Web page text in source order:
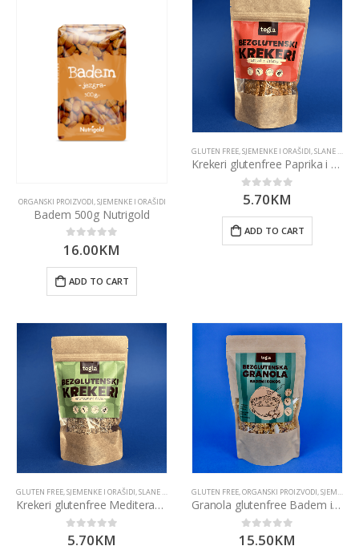
ORGANSKI PROIZVODI SJEMENKE I ORAŠIDI
Badem 500g Nutrigold
0 out of 5
16.00KM
ADD TO CART
GLUTEN FREE,SJEMENKE I ORAŠIDI,SLANE I SLATKE GRICKALICE
Krekeri glutenfree Paprika i Češnjak (100g)
0out of 5
5.70KM
ADD TO CART
GLUTEN FREE,SJEMENKE I ORAŠIDI,SLANE I SLATKE GRICKALICE
Krekeri glutenfree Mediteransko bilje (100g)
0out of 5
5.70KM
GLUTEN FREE,ORGANSKI PROIZVODI,SJEMENKE I ORAŠIDI
Granola glutenfree Badem i Kokos (300g)
0 out of 5
15.50KM